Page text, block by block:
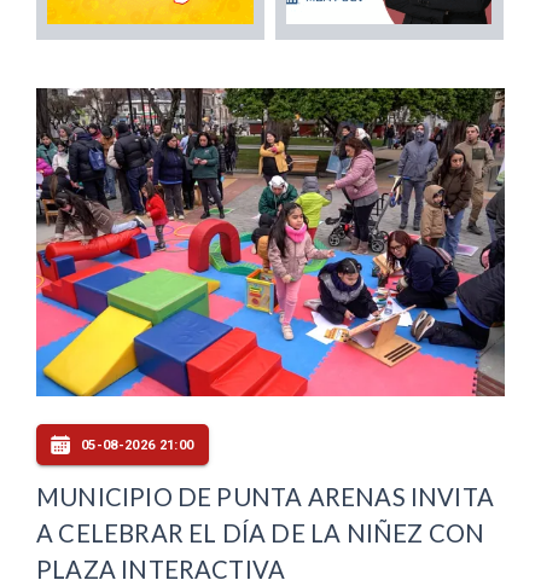
05-08-2026 21:00
MUNICIPIO DE PUNTA ARENAS INVITA
A CELEBRAR EL DÍA DE LA NIÑEZ CON
PLAZA INTERACTIVA